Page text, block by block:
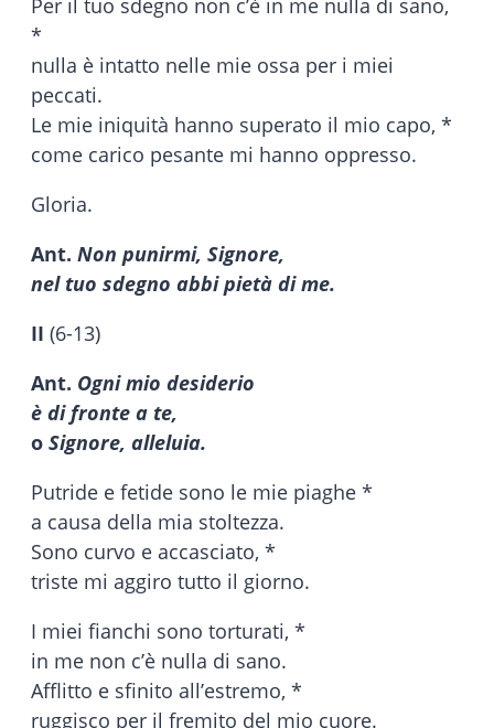
Per il tuo sdegno non c’è in me nulla di sano,
*
nulla è intatto nelle mie ossa per i miei
peccati.
Le mie iniquità hanno superato il mio capo, *
come carico pesante mi hanno oppresso.
Gloria.
Ant. Non punirmi, Signore,
nel tuo sdegno abbi pietà di me.
II (6-13)
Ant. Ogni mio desiderio
è di fronte a te,
o Signore, alleluia.
Putride e fetide sono le mie piaghe *
a causa della mia stoltezza.
Sono curvo e accasciato, *
triste mi aggiro tutto il giorno.
I miei fianchi sono torturati, *
in me non c’è nulla di sano.
Afflitto e sfinito all’estremo, *
ruggisco per il fremito del mio cuore.